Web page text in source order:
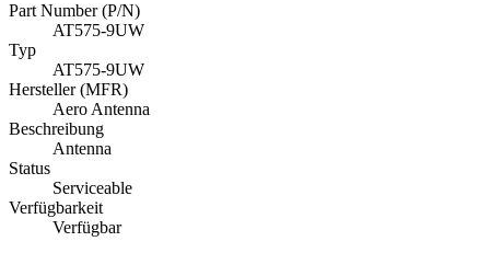
Part Number (P/N)
AT575-9UW
Typ
AT575-9UW
Hersteller (MFR)
Aero Antenna
Beschreibung
Antenna
Status
Serviceable
Verfügbarkeit
Verfügbar